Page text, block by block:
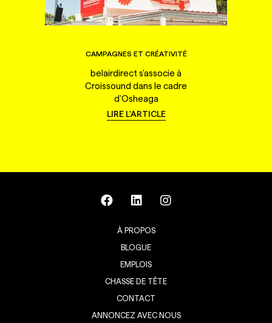
CAMPAGNES ET CRÉATIVITÉ
belairdirect s'associe à
Croissound dans le cadre
d'Osheaga
LIRE L'ARTICLE
À PROPOS
BLOGUE
EMPLOIS
CHASSE DE TÊTE
CONTACT
ANNONCEZ AVEC NOUS